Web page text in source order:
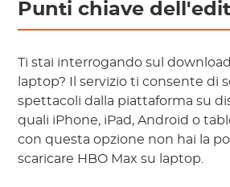
Punti chiave
Ti stai interrogando sul
laptop? Il servizio ti consente di
spettacoli dalla piattaforma su
quali iPhone, iPad, Android o
con questa opzione non hai la
scaricare HBO Max su laptop.